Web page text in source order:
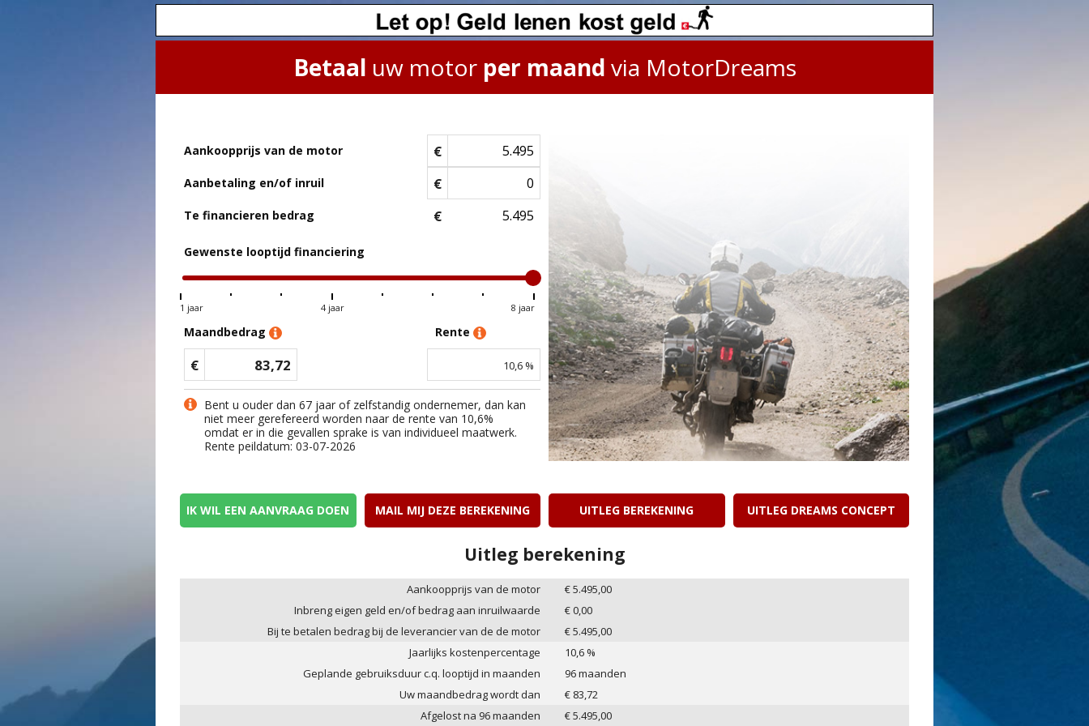
Betaal uw motor per maand via MotorDreams
Aankoopprijs van de motor €
Aanbetaling en/of inruil €
Te financieren bedrag €
Gewenste looptijd financiering
1 jaar 4 jaar 8 jaar
Maandbedrag
€ 83,72
Rente
10,6 %
Bent u ouder dan 67 jaar of zelfstandig ondernemer, dan kan
niet meer gerefereerd worden naar de rente van 10,6%
omdat er in die gevallen sprake is van individueel maatwerk.
Rente peildatum: 03-07-2026
IK WIL EEN AANVRAAG DOEN MAIL MIJ DEZE BEREKENING UITLEG BEREKENING UITLEG DREAMS CONCEPT
Uitleg berekening
Aankoopprijs van de motor €5.495,00
Inbreng eigen geld en/of bedrag aan inruilwaarde
€0,00
Bij te betalen bedrag bij de leverancier van de de motor
€5.495,00
Jaarlijks kostenpercentage
10,6 %
Geplande gebruiksduur c.q. looptijd in maanden
96maanden
Uw maandbedrag wordt dan
€ 83,72
Afgelost na 96maanden €5.495,00